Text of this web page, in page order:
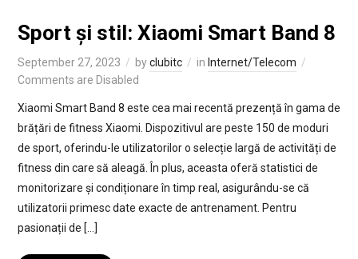
Sport și stil: Xiaomi Smart Band 8
September 27, 2023 byclubitc in Internet/Telecom
Comments are Disabled
Xiaomi Smart Band 8 este cea mai recentă prezență în gama de
brățări de fitness Xiaomi. Dispozitivul are peste 150 de moduri
de sport, oferindu-le utilizatorilor o selecție largă de activități de
fitness din care să aleagă. În plus, aceasta oferă statistici de
monitorizare și condiționare în timp real, asigurându-se că
utilizatorii primesc date exacte de antrenament. Pentru
pasionații de […]